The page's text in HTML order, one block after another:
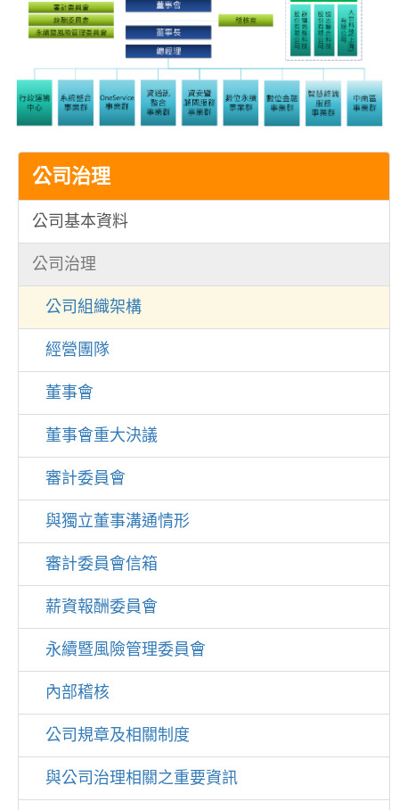
公司治理
公司基本資料
公司治理
公司組織架構
經營團隊
董事會
董事會重大決議
審計委員會
與獨立董事溝通情形
審計委員會信箱
薪資報酬委員會
永續暨風險管理委員會
內部稽核
公司規章及相關制度
與公司治理相關之重要資訊